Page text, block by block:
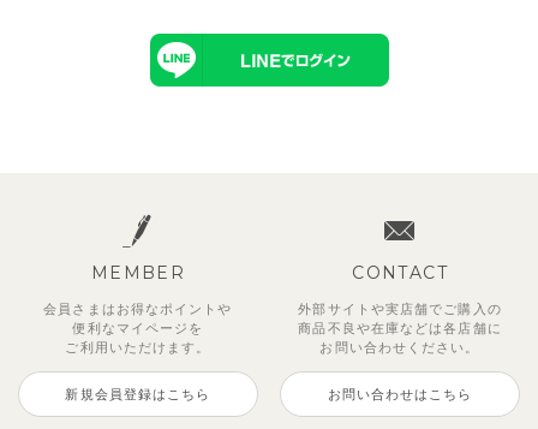
MEMBER
会員さまはお得なポイントや
便利な マイページを
ご利用いただけます。
新規会員登録はこちら
CONTACT
外部サイトや実店舗でご購入の
商品不良や在庫などは各店舗に
お問い合わせください。
お問い合わせはこちら